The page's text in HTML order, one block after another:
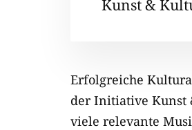
Kunst &
Erfolgreiche
der Initiative Kunst
viele relevante